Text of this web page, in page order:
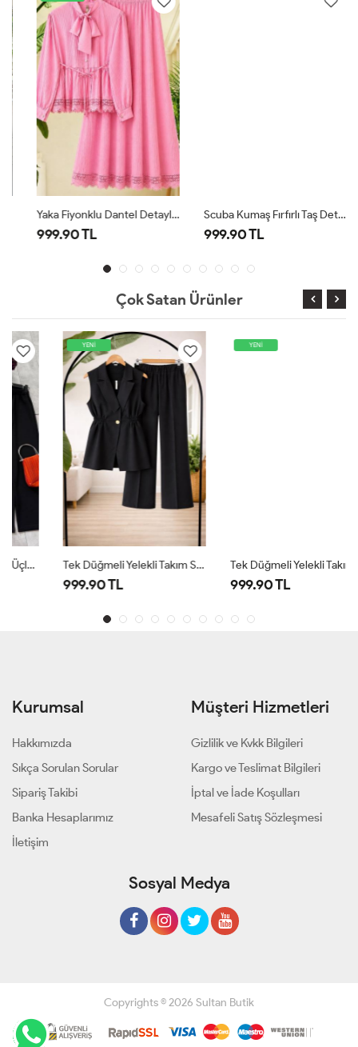
Yaka Fiyonklu Dantel Detaylı Takım Pembe TB80108
999.90 TL
Scuba Kumaş Fırfırlı Taş Detaylı Takım Bordo YRN30520
999.90 TL
Çok Satan Ürünler
Tek Düğmeli Yelekli Takım Siyah TB8083
999.90 TL
Tek Düğmeli Yelekli Takım Lacivert TB8083
999.90 TL
Kurumsal
Hakkımızda
Sıkça Sorulan Sorular
Sipariş Takibi
Banka Hesaplarımız
İletişim
Müşteri Hizmetleri
Gizlilik ve Kvkk Bilgileri
Kargo ve Teslimat Bilgileri
İptal ve İade Koşulları
Mesafeli Satış Sözleşmesi
Sosyal Medya
Copyrights © 2026 Sultan Butik